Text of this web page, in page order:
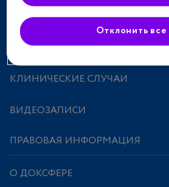
ПРЕПАРАТЫ
ИССЛЕДОВАНИЯ И СТАТЬИ
КЛИНИЧЕСКИЕ СЛУЧАИ
ВИДЕОЗАПИСИ
ПРАВОВАЯ ИНФОРМАЦИЯ
О ДОКСФЕРЕ
Отклонить все